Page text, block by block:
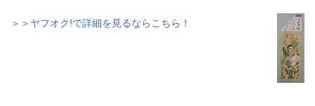
＞＞ヤフオク!で詳細を見るならこちら！